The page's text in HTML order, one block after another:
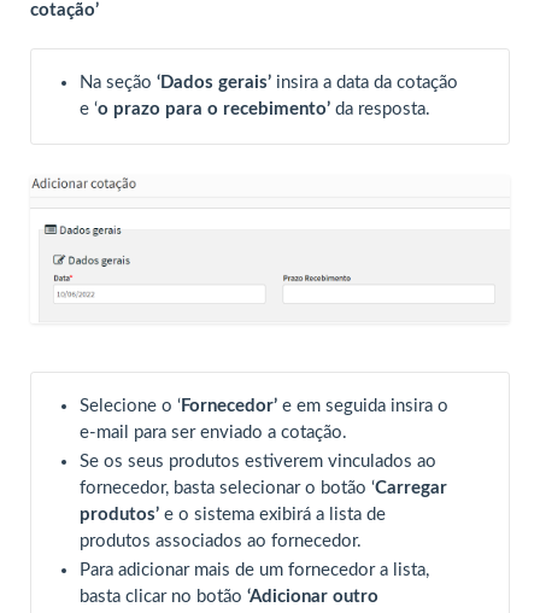
cotação’
Na seção ‘Dados gerais’ insira a data da cotação
e ‘o prazo para o recebimento’ da resposta.
Selecione o ‘ Fornecedor’ e em seguida insira o
e-mail para ser enviado a cotação.
Se os seus produtos estiverem vinculados ao
fornecedor, basta selecionar o botão ‘Carregar
produtos’ e o sistema exibirá a lista de
produtos associados ao fornecedor.
Para adicionar mais de um fornecedor a lista,
basta clicar no botão ‘Adicionar outro